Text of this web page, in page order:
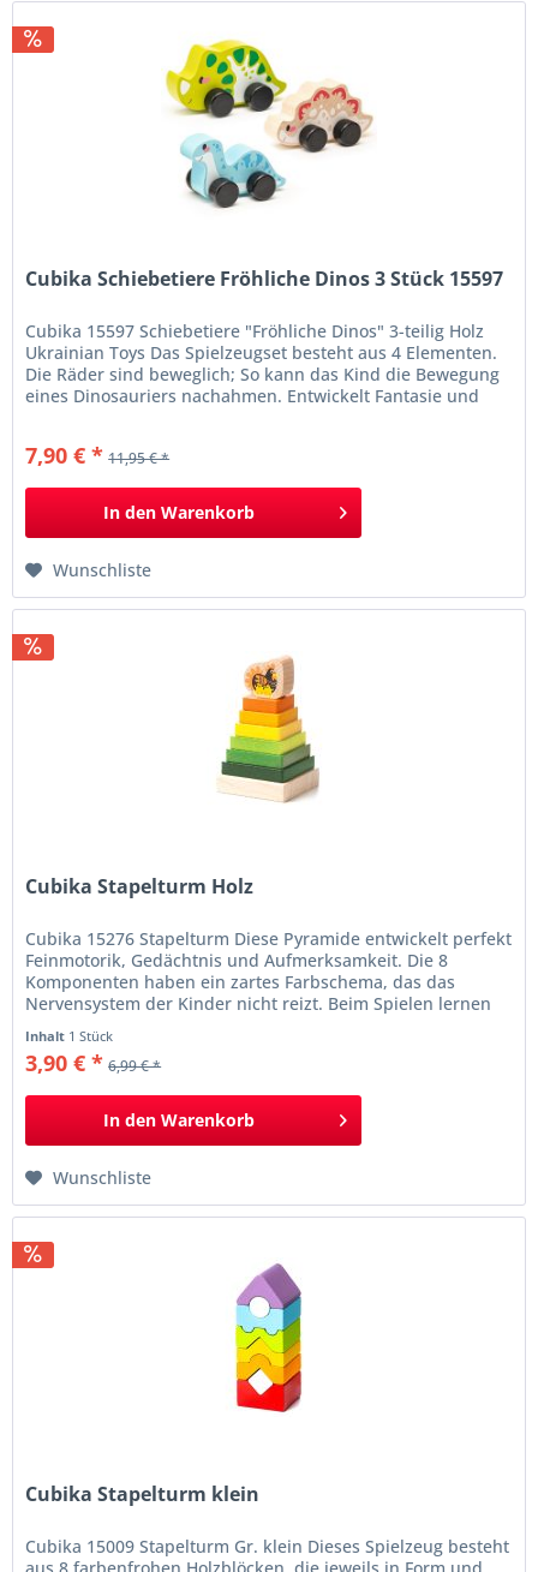
Cubika Schiebetiere Fröhliche Dinos 3 Stück 15597
Cubika 15597 Schiebetiere "Fröhliche Dinos" 3-teilig Holz
Ukrainian Toys Das Spielzeugset besteht aus 4 Elementen.
Die Räder sind beweglich; So kann das Kind die Bewegung
eines Dinosauriers nachahmen. Entwickelt Fantasie und
Feinmotorik...
7,90 € * 11,95 € *
In den Warenkorb
Wunschliste
Cubika Stapelturm Holz
Cubika 15276 Stapelturm Diese Pyramide entwickelt perfekt
Feinmotorik, Gedächtnis und Aufmerksamkeit. Die 8
Komponenten haben ein zartes Farbschema, das das
Nervensystem der Kinder nicht reizt. Beim Spielen lernen
erwerben erste Fähigkeiten in der Arbeit mit einem
Designer. Informationen Stapelturm "Flexible...
Inhalt 1 Stück
3,90 € * 6,99 € *
In den Warenkorb
Wunschliste
Cubika Stapelturm klein
Cubika 15009 Stapelturm Gr. klein Dieses Spielzeug besteht